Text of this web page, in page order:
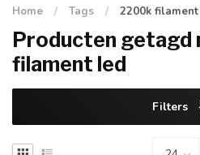
Home / Tags / 2200k
Producten getagd
filament led
Filters